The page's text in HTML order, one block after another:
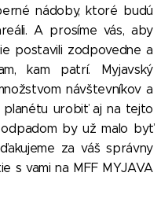
nádoby, ktoré budú
A prosíme vás, aby
postavili zodpovedne a
kam patrí. Myjavský
návštevníkov a
planétu urobiť aj na tejto
by už malo byť
za váš správny
s vami na MFF MYJAVA